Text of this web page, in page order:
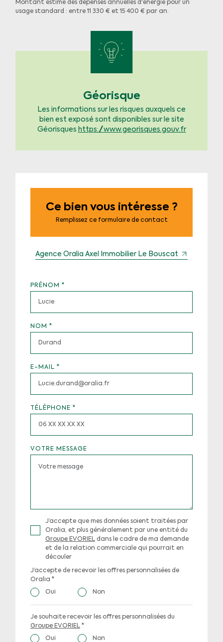
Montant estimé des dépenses annuelles d'énergie pour un
usage standard : entre 11 330 € et 15 400 € par an.
Géorisque
Les informations sur les risques auxquels ce
bien est exposé sont disponibles sur le site
Géorisques https://www.georisques.gouv.fr
Ce bien vous intéresse ?
Remplissez ce formulaire de contact
Agence Oralia Axel Immobilier Le Bouscat
PRÉNOM *
NOM *
E-MAIL *
TÉLÉPHONE *
VOTRE MESSAGE
J’accepte que mes données soient traitées par
Oralia, et plus généralement par une entité du
Groupe EVORIELdans le cadre de ma demande
et de la relation commerciale qui pourrait en
découler
J’accepte de recevoir les offres personnalisées de
Oralia *
Oui Non
Je souhaite recevoir les offres personnalisées du
Groupe EVORIEL*
Oui Non